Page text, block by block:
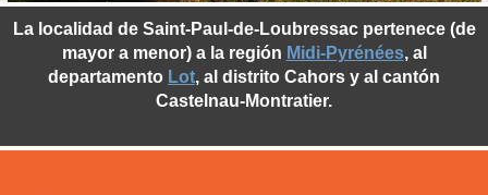
La localidad de Saint-Paul-de-Loubressac pertenece (de
mayor a menor) a la región Midi-Pyrénées, al
departamento Lot, al distrito Cahors y al cantón
Castelnau-Montratier.